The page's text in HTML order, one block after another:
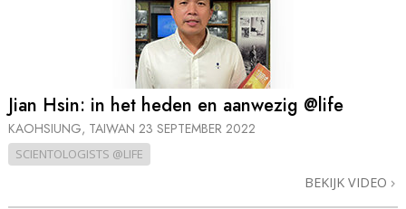
Jian Hsin: in het heden en aanwezig @life
KAOHSIUNG, TAIWAN 23 SEPTEMBER 2022
SCIENTOLOGISTS @LIFE
BEKIJK VIDEO